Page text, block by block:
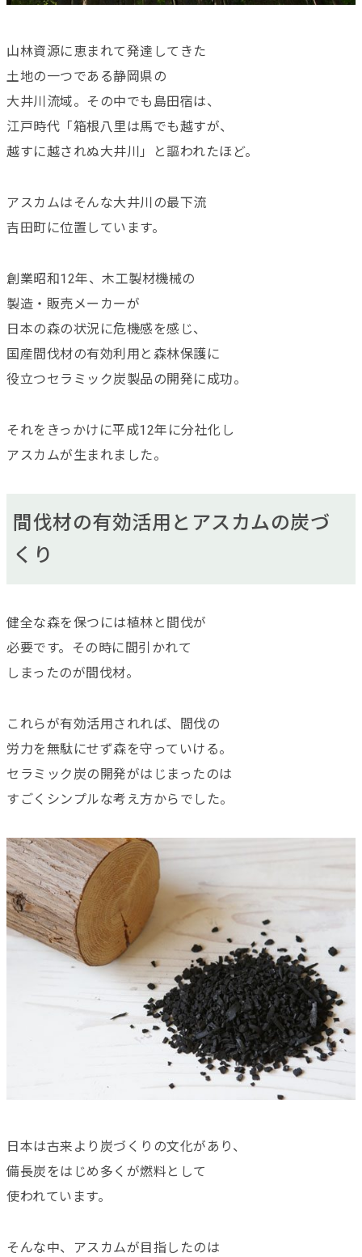
山林資源に恵まれて発達してきた
土地の一つである静岡県の
大井川流域。その中でも島田宿は、
江戸時代「箱根八里は馬でも越すが、
越すに越されぬ大井川」と謳われたほど。
アスカムはそんな大井川の最下流
吉田町に位置しています。
創業昭和12年、木工製材機械の
製造・販売メーカーが
日本の森の状況に危機感を感じ、
国産間伐材の有効利用と森林保護に
役立つセラミック炭製品の開発に成功。
それをきっかけに平成12年に分社化し
アスカムが生まれました。
間伐材の有効活用とアスカムの炭づ
くり
健全な森を保つには植林と間伐が
必要です。その時に間引かれて
しまったのが間伐材。
これらが有効活用されれば、間伐の
労力を無駄にせず森を守っていける。
セラミック炭の開発がはじまったのは
すごくシンプルな考え方からでした。
日本は古来より炭づくりの文化があり、
備長炭をはじめ多くが燃料として
使われています。
そんな中、アスカムが目指したのは